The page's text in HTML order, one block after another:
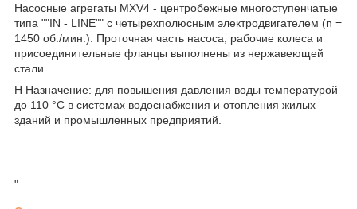
Насосные агрегаты MXV4 - центробежные многоступенчатые
типа ""IN - LINE"" с четырехполюсным электродвигателем (n =
1450 об./мин.). Проточная часть насоса, рабочие колеса и
присоединительные фланцы выполнены из нержавеющей
стали.
Н Назначение: для повышения давления воды температурой
до 110 °С в системах водоснабжения и отопления жилых
зданий и промышленных предприятий.
"